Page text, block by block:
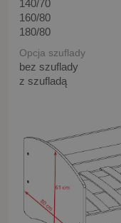
140/70
160/80
180/80
Opcja szuflady
bez szuflady
z szufladą